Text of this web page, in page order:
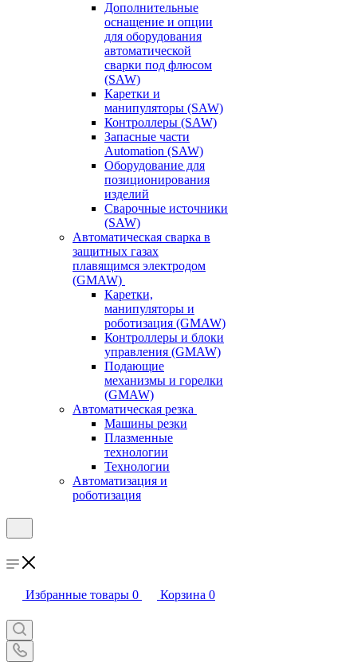
Дополнительные
оснащение и опции
для оборудования
автоматической
сварки под флюсом
(SAW)
Каретки и
манипуляторы (SAW)
Контроллеры (SAW)
Запасные части
Automation (SAW)
Оборудование для
позиционирования
изделий
Сварочные источники
(SAW)
Автоматическая сварка в
защитных газах
плавящимся электродом
(GMAW)
Каретки,
манипуляторы и
роботизация (GMAW)
Контроллеры и блоки
управления (GMAW)
Подающие
механизмы и горелки
(GMAW)
Автоматическая резка
Машины резки
Плазменные
технологии
Технологии
Автоматизация и
роботизация
Избранные товары 0 Корзина 0